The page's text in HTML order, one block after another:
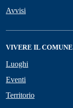
Avvisi
VIVERE IL COMUNE
Luoghi
Eventi
Territorio